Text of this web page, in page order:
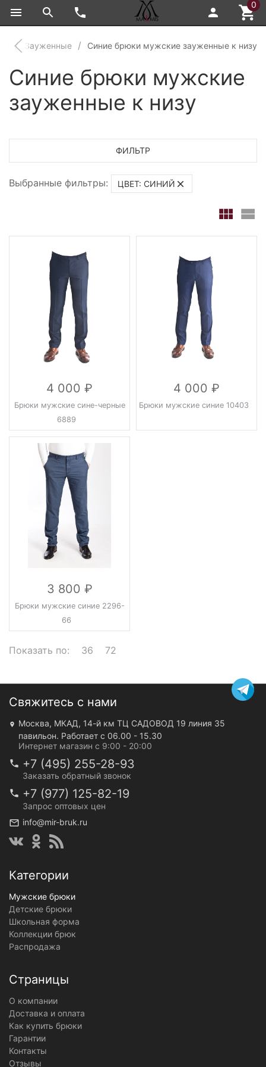
0
Зауженные Синие брюки мужские зауженные к низу
Синие брюки мужские
зауженные к низу
ФИЛЬТР
Выбранные фильтры: ЦВЕТ: СИНИЙ
4 000
Брюки мужские сине-черные
6889
4 000
Брюки мужские синие 10403
3 800
Брюки мужские синие 2296-
66
Показать по: 36 72
Свяжитесь с нами
Москва, МКАД, 14-й км ТЦ САДОВОД 19 линия 35
павильон. Работает с 06.00 - 15.30
Интернет магазин с 9:00 - 20:00
+7 (495) 255-28-93
Заказать обратный звонок
+7 (977) 125-82-19
Запрос оптовых цен
info@mir-bruk.ru
Категории
Мужские брюки
Детские брюки
Школьная форма
Коллекции брюк
Распродажа
Страницы
О компании
Доставка и оплата
Как купить брюки
Гарантии
Контакты
Отзывы